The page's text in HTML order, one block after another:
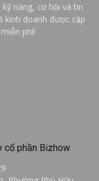
năng, cơ hội và tin
kinh doanh được cập
phí!
cổ phần Bizhow